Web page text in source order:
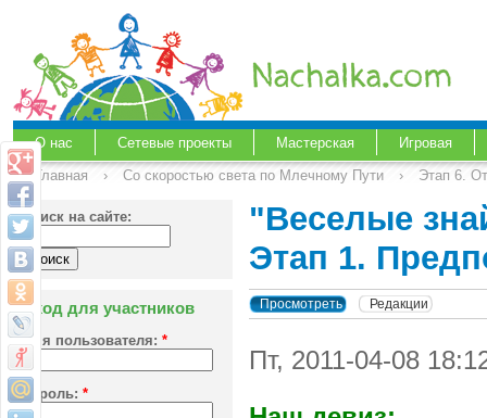
О нас Сетевые проекты Мастерская
Игровая
Главная
› Со скоростью света по Млечному Пути › Этап 6.
Поиск на сайте:
Вход для участников
Имя пользователя: *
Пароль: *
"Веселые
Этап 1.
Просмотреть Редакции
Пт, 2011-04-08